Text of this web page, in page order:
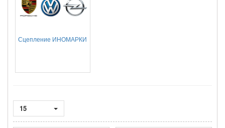
Сцепление ИНОМАРКИ
15